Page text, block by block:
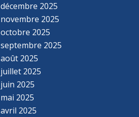
décembre 2025
novembre 2025
octobre 2025
septembre 2025
août 2025
juillet 2025
juin 2025
mai 2025
avril 2025